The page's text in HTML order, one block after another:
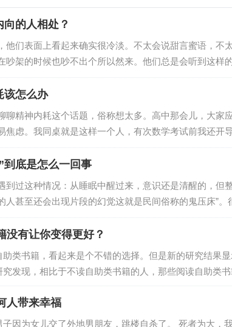
向的人相处？
他们表面上看起来确实很冷淡。不太会说甜言蜜语，不
吵架的时候也吵不出个所以然来。他们总是会听到这样的
太没意思了。”其实，“木头人”虽然触感冷冷的，硬硬
起来冷，只是因为不善于表达，也不喜欢表达。实际上
解，也不会浮于表面。绝大多数内向的人就是如此。他
基础的。就像他们会背地里帮助伴侣解决问题，但不会
该怎么办
聊精神内耗这个话题，俗称想太多。高中那会儿，大家
焦虑。我同桌就是这样一个人，有次数学考试前我还开
，我又好心安慰，一次考试不代表什么，错了才会有进
，当时就把自己89分的试卷藏了起来。从那以后，每次
点儿精神内耗，举几个例子，小时候幻想自己将来是上
朋友或者男朋友没回消息，开始胡思乱想，工作了稍有
到底是怎么一回事
到过这种情况：从睡眠中醒过来，意识还是清醒的，但
人甚至还会出现片段的幻觉这就是民间俗称的鬼压床”。
把它归结为闹鬼”。那鬼压床”到底是什么鬼呢？会不会
学依据的，这就告诉你真相。鬼压床”到底是什么鬼？平
”，专业上叫做睡眠瘫痪”或是睡眠麻痹”。当然，称之为
验，而非真正瘫痪了。其实，这可能是因为，在正常快…
没有让你变得更好？
类书籍，看起来是个不错的选择。但是新的研究结果
发现，相比于不读自助类书籍的人，那些阅读自助类
初步研究中，研究者测试了30名被试的人格和心理健
力荷尔蒙水平来测量），开放性，自律，外向性，同情
自助类书籍，另一半则没有。按照阅读书籍的类型，将
人带来幸福
因为女儿交了外地男朋友，跳楼自杀了。 死者为大，